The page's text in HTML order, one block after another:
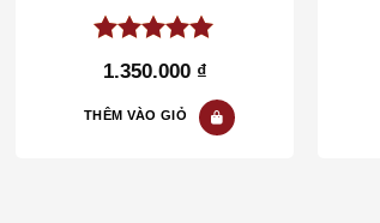
5.00out of
1.350.000 ₫
THÊM VÀO GIỎ